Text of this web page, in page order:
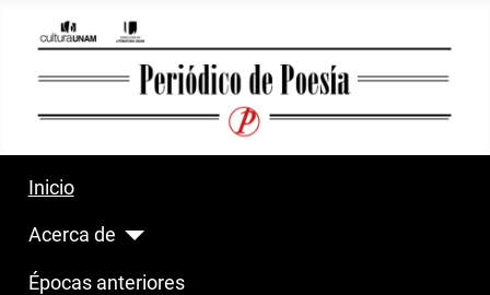
Inicio
Acerca de
Épocas anteriores